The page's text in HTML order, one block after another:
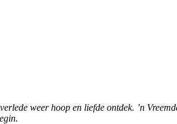
weer hoop en liefde ontdek. ’n